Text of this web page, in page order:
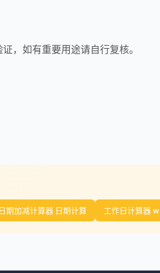
，如有重要用途请自行复核。
日期加减计算器 日期计算 工作日计算器 w